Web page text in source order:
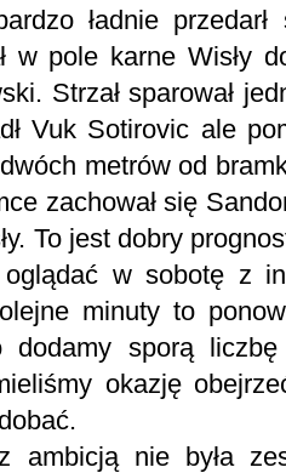
ładnie
w pole karne Wisły
Strzał sparował
Vuk Sotirovic ale
metrów od
zachował się
To jest dobry
w sobotę z
minuty to
sporą liczbę
okazję
ambicją nie była